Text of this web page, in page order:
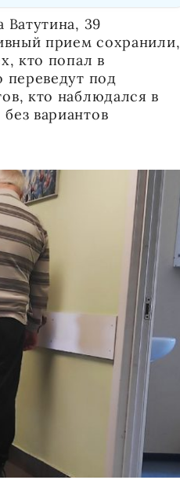
39
прием сохранили,
кто попал в
переведут под
кто наблюдался в
вариантов